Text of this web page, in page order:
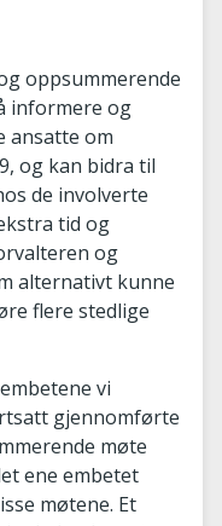
oppsummerende
informere og
ansatte om
og kan bidra til
de involverte
tid og
og
alternativt kunne
flere stedlige
vi
gjennomførte
møte
ene embetet
møtene. Et